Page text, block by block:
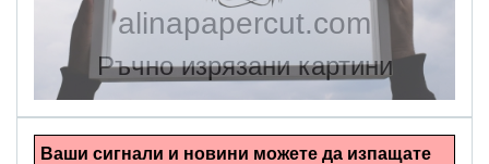
alinapapercut.com
Ръчно изрязани картини
Ваши сигнали и новини можете да изпащате